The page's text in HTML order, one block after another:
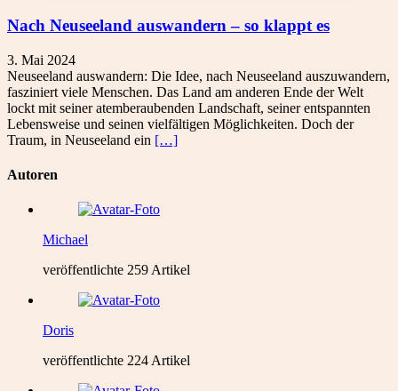
Nach Neuseeland auswandern – so klappt es
3. Mai 2024
Neuseeland auswandern: Die Idee, nach Neuseeland auszuwandern,
fasziniert viele Menschen. Das Land am anderen Ende der Welt
lockt mit seiner atemberaubenden Landschaft, seiner entspannten
Lebensweise und seinen vielfältigen Möglichkeiten. Doch der
Traum, in Neuseeland ein […]
Autoren
Michael
veröffentlichte 259 Artikel
Doris
veröffentlichte 224 Artikel